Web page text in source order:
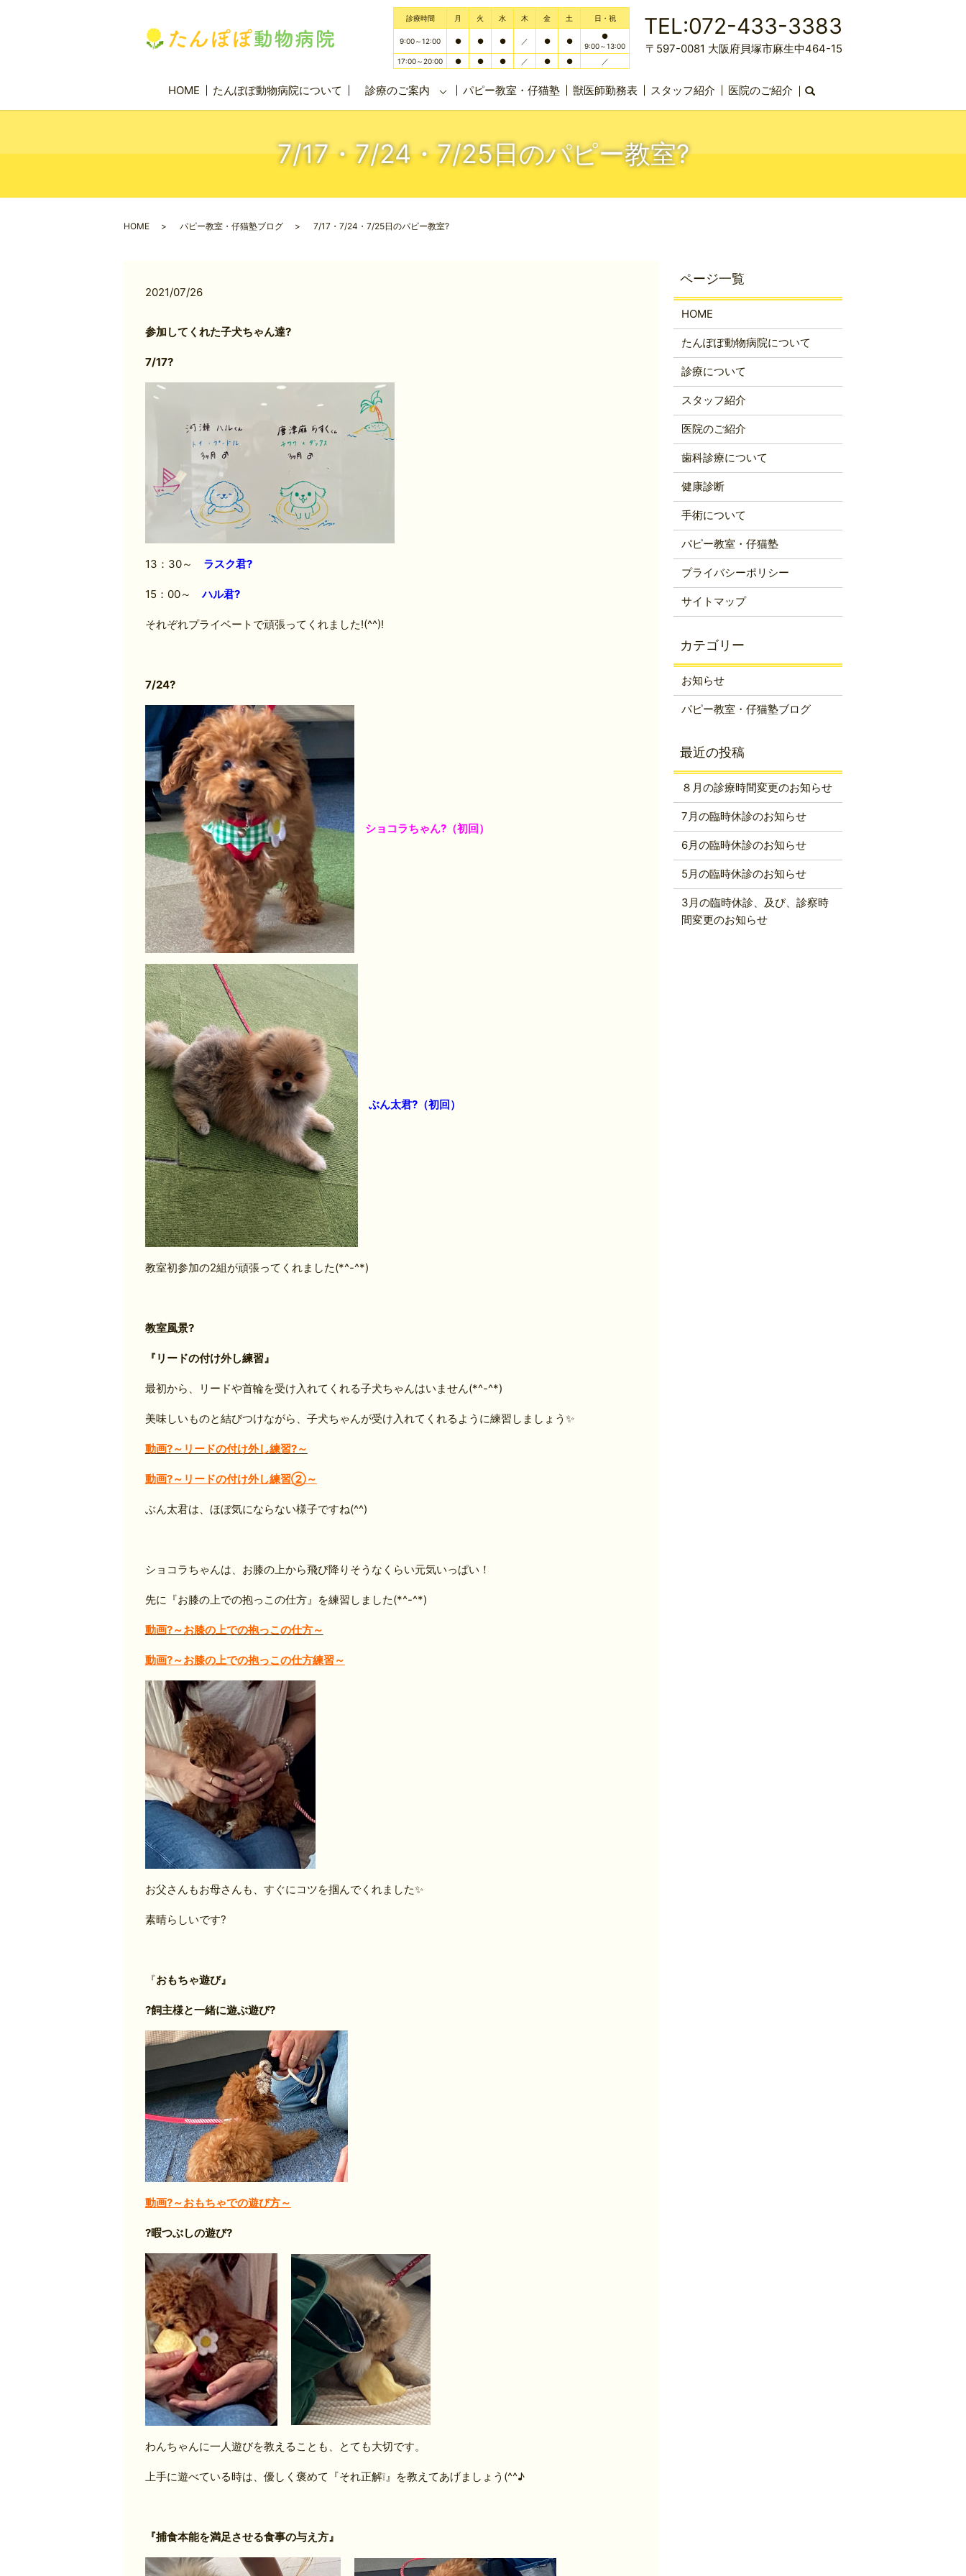
HOME たんぽぽ動物病院について 診療のご案内 パピー教室・仔猫塾 獣医師勤務表 スタッフ紹介 医院のご紹介 search
診療時間 月 火 水 木 金 土 日・祝
9:00～12:00 ● ● ● ／ ● ●
●
9:00～13:00
17:00～20:00
● ● ● ／ ● ● ／
TEL:072-433-3383
〒597-0081 大阪府貝塚市麻生中464-15
7/17・7/24・7/25日のパピー教室?
HOME パピー教室・仔猫塾ブログ 7/17・7/24・7/25日のパピー教室?
2021/07/26
参加してくれた子犬ちゃん達?
7/17?
13：30～ ラスク君?
15：00～ハル君?
それぞれプライベートで頑張ってくれました!(^^)!
7/24?
ショコラちゃん?（初回）
ぶん太君?（初回）
教室初参加の2組が頑張ってくれました(*^-^*)
教室風景?
『リードの付け外し練習』
最初から、リードや首輪を受け入れてくれる子犬ちゃんはいません(*^-^*)
美味しいものと結びつけながら、子犬ちゃんが受け入れてくれるように練習しましょう✨
動画?～リードの付け外し練習?～
動画?～リードの付け外し練習②～
ぶん太君は、ほぼ気にならない様子ですね(^^)
ショコラちゃんは、お膝の上から飛び降りそうなくらい元気いっぱい！
先に『お膝の上での抱っこの仕方』を練習しました(*^-^*)
動画?～お膝の上での抱っこの仕方～
動画?～お膝の上での抱っこの仕方練習～
お父さんもお母さんも、すぐにコツを掴んでくれました✨
素晴らしいです?
『おもちゃ遊び』
?飼主様と一緒に遊ぶ遊び?
動画?～おもちゃでの遊び方～
?暇つぶしの遊び?
わんちゃんに一人遊びを教えることも、とても大切です。
上手に遊べている時は、優しく褒めて『それ正解❕』を教えてあげましょう(^^♪
『捕食本能を満足させる食事の与え方』
HOME
たんぽぽ動物病院について
診療について
スタッフ紹介
医院のご紹介
歯科診療について
健康診断
手術について
パピー教室・仔猫塾
プライバシーポリシー
サイトマップ
お知らせ
パピー教室・仔猫塾ブログ
８月の診療時間変更のお知らせ
7月の臨時休診のお知らせ
6月の臨時休診のお知らせ
5月の臨時休診のお知らせ
3月の臨時休診、及び、診察時
間変更のお知らせ